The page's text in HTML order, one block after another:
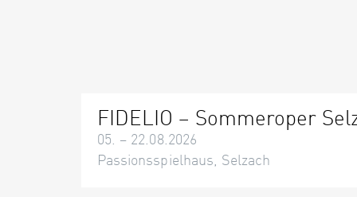
FIDELIO – Sommeroper
05. – 22.08.2026
Passionsspielhaus, Selzach